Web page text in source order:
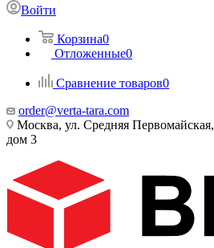
Войти
Корзина0
Отложенные0
Сравнение товаров0
order@verta-tara.com
Москва, ул. Средняя Первомайская,
дом 3